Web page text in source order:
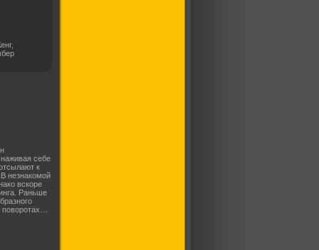
себе
к
незнакомой
вскоре
Раньше